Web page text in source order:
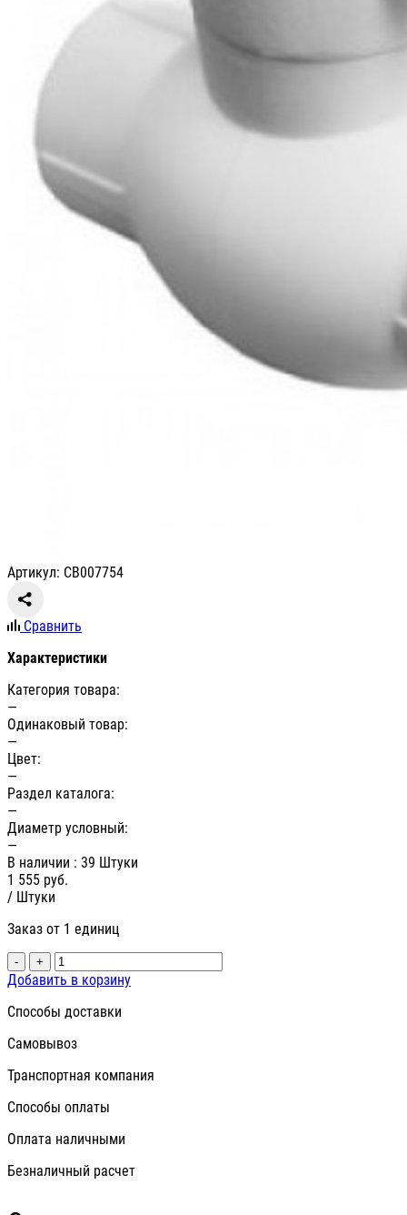
Артикул: СВ007754
Сравнить
Характеристики
Категория товара:
—
Одинаковый товар:
—
Цвет:
—
Раздел каталога:
—
Диаметр условный:
—
В наличии : 39 Штуки
1 555 руб.
/ Штуки
Заказ от 1 единиц
- +
Добавить в корзину
Способы доставки
Самовывоз
Транспортная компания
Способы оплаты
Оплата наличными
Безналичный расчет